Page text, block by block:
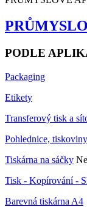
PODLE
Packaging
Etikety
Transferový tisk a
Pohlednice,
Tiskárna na sáčky
Tisk - Kopírování -
Barevná tiskárna A4